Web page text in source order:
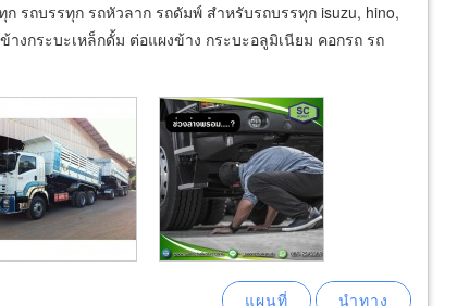
รถบรรทุก รถหัวลาก รถดัมพ์ สำหรับรถบรรทุก isuzu, hino,
างกระบะเหล็กดั้ม ต่อแผงข้าง กระบะอลูมิเนียม คอกรถ รถ